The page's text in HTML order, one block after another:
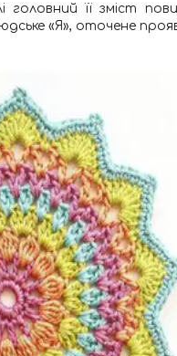
її зміст
«Я», оточене